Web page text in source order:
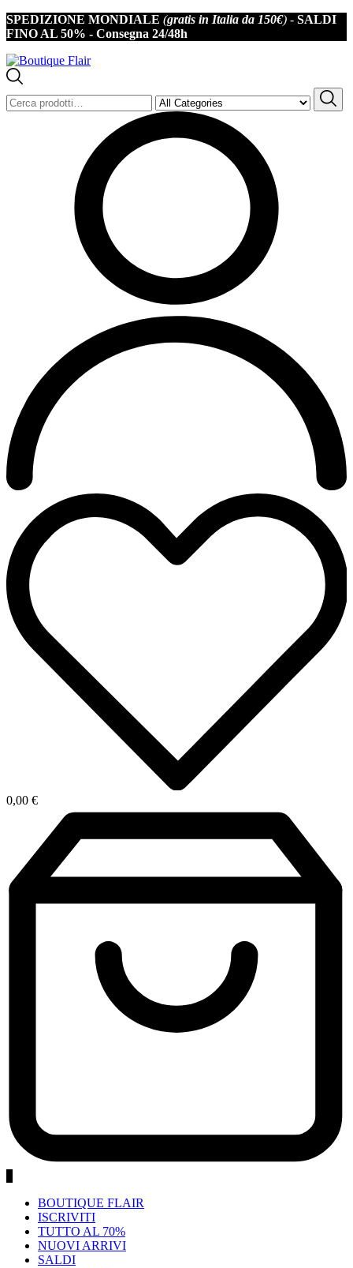
SPEDIZIONE MONDIALE (gratis in Italia da 150€) - SALDI
FINO AL 50% - Consegna 24/48h
Cerca:
0,00 €
BOUTIQUE FLAIR
ISCRIVITI
TUTTO AL 70%
NUOVI ARRIVI
SALDI
Iscriviti alla newsletter per non perderti offerte e novità